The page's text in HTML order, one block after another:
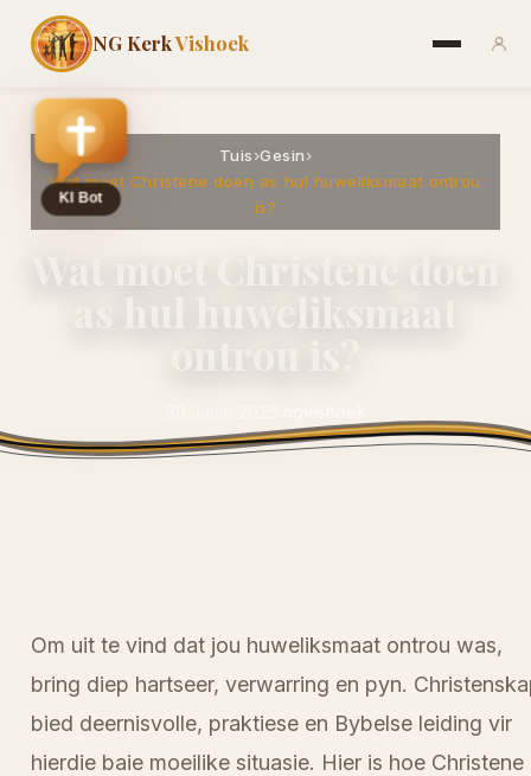
NG KerkVishoek
Tuis›Gesin›
Wat moet Christene doen as hul huweliksmaat ontrou
is?
Om uit te vind dat jou huweliksmaat ontrou was,
bring diep hartseer, verwarring en pyn.
bied deernisvolle, praktiese en Bybelse leiding vir
hierdie baie moeilike situasie. Hier is hoe Christene